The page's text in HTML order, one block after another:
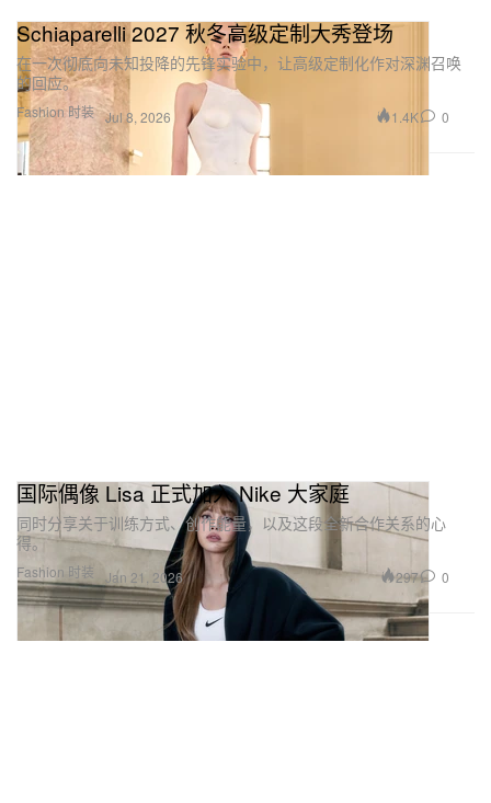
Fashion 时装
Schiaparelli 2027 秋冬高级定制大秀登场
在一次彻底向未知投降的先锋实验中，让高级定制化作对深渊召唤
的回应。
Jul 8, 2026 1.4K 0
Fashion 时装
国际偶像 Lisa 正式加入 Nike 大家庭
同时分享关于训练方式、创作能量，以及这段全新合作关系的心
得。
Jan 21, 2026 297 0